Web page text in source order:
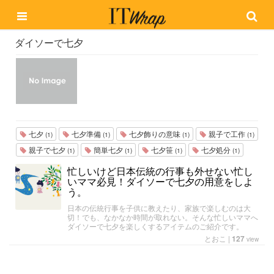
ダイソーで七夕
七夕 (1) 七夕準備 (1) 七夕飾りの意味 (1) 親子で工作 (1)
親子で七夕 (1) 簡単七夕 (1) 七夕笹 (1) 七夕処分 (1)
忙しいけど日本伝統の行事も外せない忙し
いママ必見！ダイソーで七夕の用意をしよ
う。
日本の伝統行事を子供に教えたり、家族で楽しむのは大
切！でも、なかなか時間が取れない。そんな忙しいママへ
ダイソーで七夕を楽しくするアイテムのご紹介です。
とおこ | 127 view